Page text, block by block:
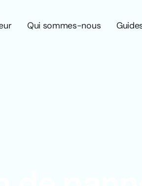
Qui sommes-nous